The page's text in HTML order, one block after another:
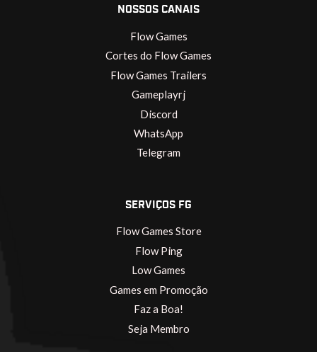
NOSSOS CANAIS
Flow Games
Cortes do Flow Games
Flow Games Trailers
Gameplayrj
Discord
WhatsApp
Telegram
SERVIÇOS FG
Flow Games Store
Flow Ping
Low Games
Games em Promoção
Faz a Boa!
Seja Membro